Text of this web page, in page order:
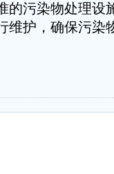
的污染物处理设
维护，确保污染